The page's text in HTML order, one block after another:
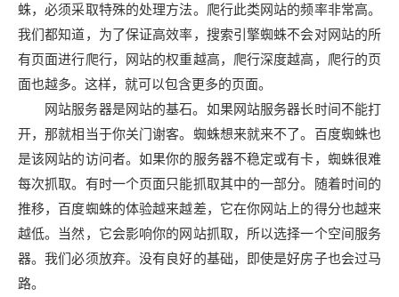
蛛，必须采取特殊的处理方法。爬行此类网站的频率非常高。
我们都知道，为了保证高效率，搜索引擎蜘蛛不会对网站的所
有页面进行爬行，网站的权重越高，爬行深度越高，爬行的页
面也越多。这样，就可以包含更多的页面。
网站服务器是网站的基石。如果网站服务器长时间不能打
开，那就相当于你关门谢客。蜘蛛想来就来不了。百度蜘蛛也
是该网站的访问者。如果你的服务器不稳定或有卡，蜘蛛很难
每次抓取。有时一个页面只能抓取其中的一部分。随着时间的
推移，百度蜘蛛的体验越来越差，它在你网站上的得分也越来
越低。当然，它会影响你的网站抓取，所以选择一个空间服务
器。我们必须放弃。没有良好的基础，即使是好房子也会过马
路。